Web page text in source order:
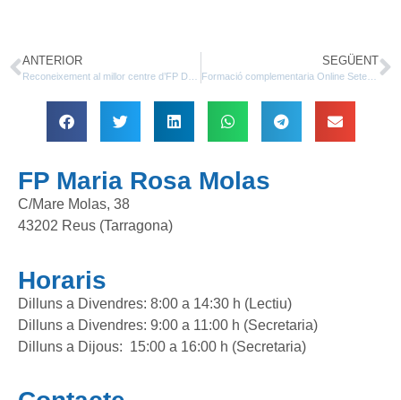
ANTERIOR SEGÜENT
Formació complementaria Online Setembre
FP Maria Rosa Molas
C/Mare Molas, 38
43202 Reus (Tarragona)
Horaris
Dilluns a Divendres: 8:00 a 14:30 h (Lectiu)
Dilluns a Divendres: 9:00 a 11:00 h (Secretaria)
Dilluns a Dijous: 15:00 a 16:00 h (Secretaria)